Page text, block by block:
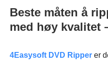
Beste måten å
med høy kvalitet
4Easysoft DVD Ripper er